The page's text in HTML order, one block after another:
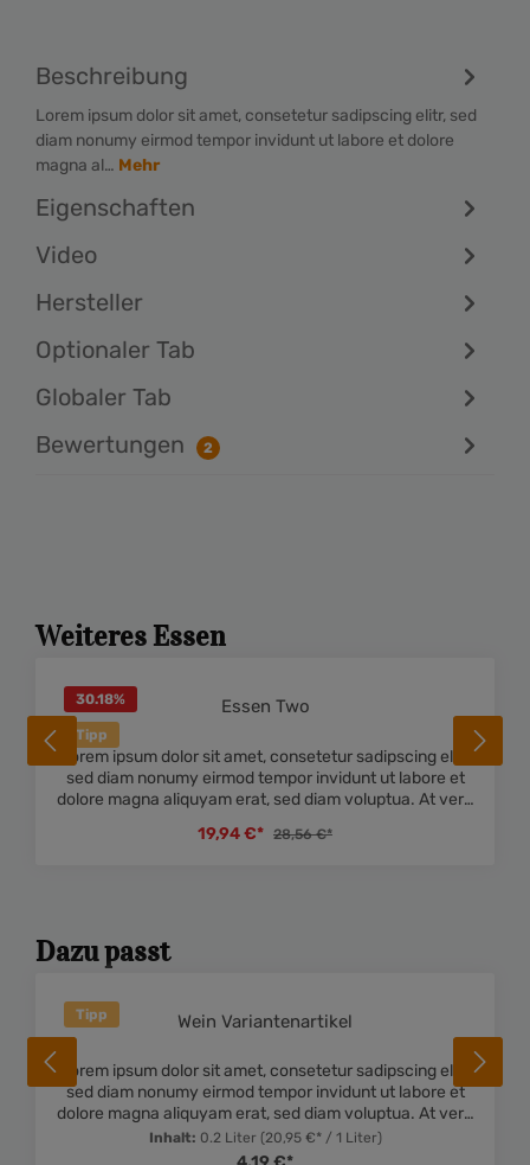
Beschreibung
Lorem ipsum dolor sit amet, consetetur sadipscing elitr, sed
diam nonumy eirmod tempor invidunt ut labore et dolore
magna al… Mehr
Eigenschaften
Video
Hersteller
Optionaler Tab
Globaler Tab
Bewertungen
2
Weiteres Essen
von 4.5 von 5 Sternen
30.18%
Tipp
Durchschnittliche
Essen Two
Lorem ipsum dolor sit amet, consetetur sadipscing elitr,
sed diam nonumy eirmod tempor invidunt ut labore et
dolore magna aliquyam erat, sed diam voluptua. At vero
clita kasd gubergren, no sea takimata sanctus est
duo dolores et ea rebum. Stet clita kasd gubergren, no
sea takimata sanctus est Lorem ipsum dolor sit amet.
19,94 €* 28,56 €*
Dazu passt
von 5 von 5 Sternen
Tipp
Durchschnittliche
Wein Variantenartikel
Lorem ipsum dolor sit amet, consetetur sadipscing elitr,
sed diam nonumy eirmod tempor invidunt ut labore et
dolore magna aliquyam erat, sed diam voluptua. At vero
eos et accusam et justo duo dolores et ea rebum. Stet
clita kasd gubergren, no sea takimata sanctus est
Inhalt: 0.2 Liter (20,95 €* / 1 Liter)